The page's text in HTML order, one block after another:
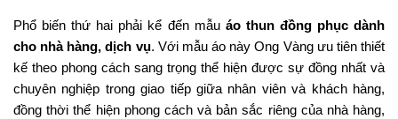
Phổ biến thứ hai phải kể đến mẫu áo thun đồng phục dành
cho nhà hàng, dịch vụ. Với mẫu áo này Ong Vàng ưu tiên thiết
kế theo phong cách sang trọng thể hiện được sự đồng nhất và
chuyên nghiệp trong giao tiếp giữa nhân viên và khách hàng,
đồng thời thể hiện phong cách và bản sắc riêng của nhà hàng,